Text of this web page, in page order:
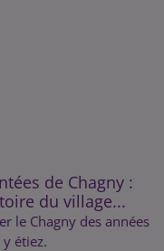
de Chagny :
du village...
le Chagny des années
étiez.